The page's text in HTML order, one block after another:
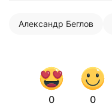
Александр Беглов
0 0